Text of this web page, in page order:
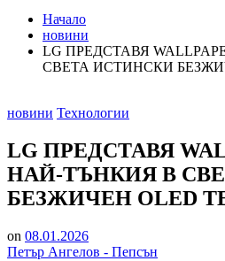
Начало
новини
LG ПРЕДСТАВЯ
СВЕТА ИСТИНСКИ
Posted
новини Технологии
LG ПРЕДСТАВЯ
НАЙ-ТЪНКИЯ В
БЕЗЖИЧЕН OLED
on 08.01.2026
Петър Ангелов - Пепсън